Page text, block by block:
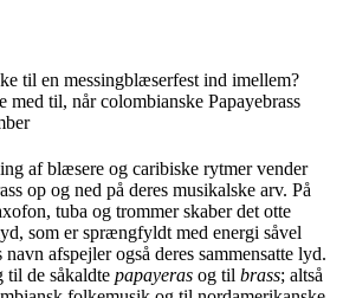
til en messingblæserfest ind imellem?
med til, når colombianske Papayebrass
af blæsere og caribiske rytmer vender
op og ned på deres musikalske arv. På
tuba og trommer skaber det otte
som er sprængfyldt med energi såvel
afspejler også deres sammensatte lyd.
til de såkaldte papayeras og til brass; altså